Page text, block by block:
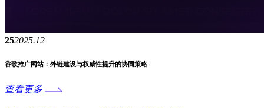
252025.12
谷歌推广网站：外链建设与权威性提升的协同策略
查看更多